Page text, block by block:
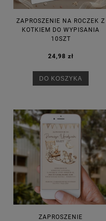
ZAPROSZENIE NA ROCZEK Z
KOTKIEM DO WYPISANIA
10SZT
24,98 zł
DO KOSZYKA
ZAPROSZENIE